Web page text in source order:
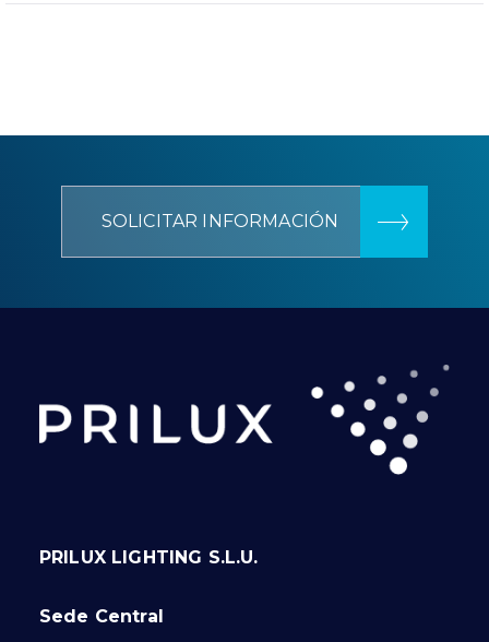
SOLICITAR INFORMACIÓN
PRILUX LIGHTING S.L.U.
Sede Central